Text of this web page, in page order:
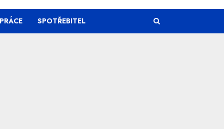
PRÁCE SPOTŘEBITEL